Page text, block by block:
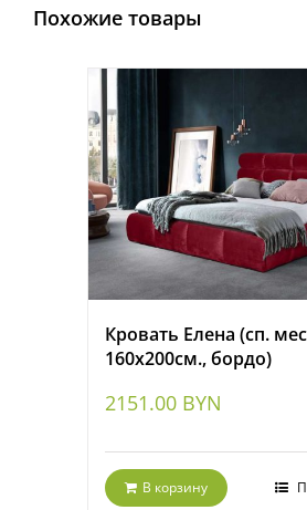
Похожие товары
Кровать Елена (сп.
160х200см., бордо)
2151.00 BYN
В корзину